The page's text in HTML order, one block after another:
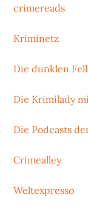
crimereads
Kriminetz
Die dunklen
Die Krimilady
Die Podcasts
Crimealley
Weltexpresso